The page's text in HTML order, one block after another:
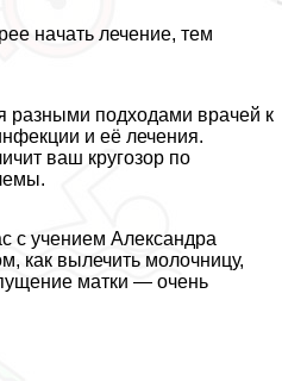
начать лечение, тем
разными подходами врачей к
и её лечения.
ваш кругозор по
с учением Александра
как вылечить молочницу,
матки — очень